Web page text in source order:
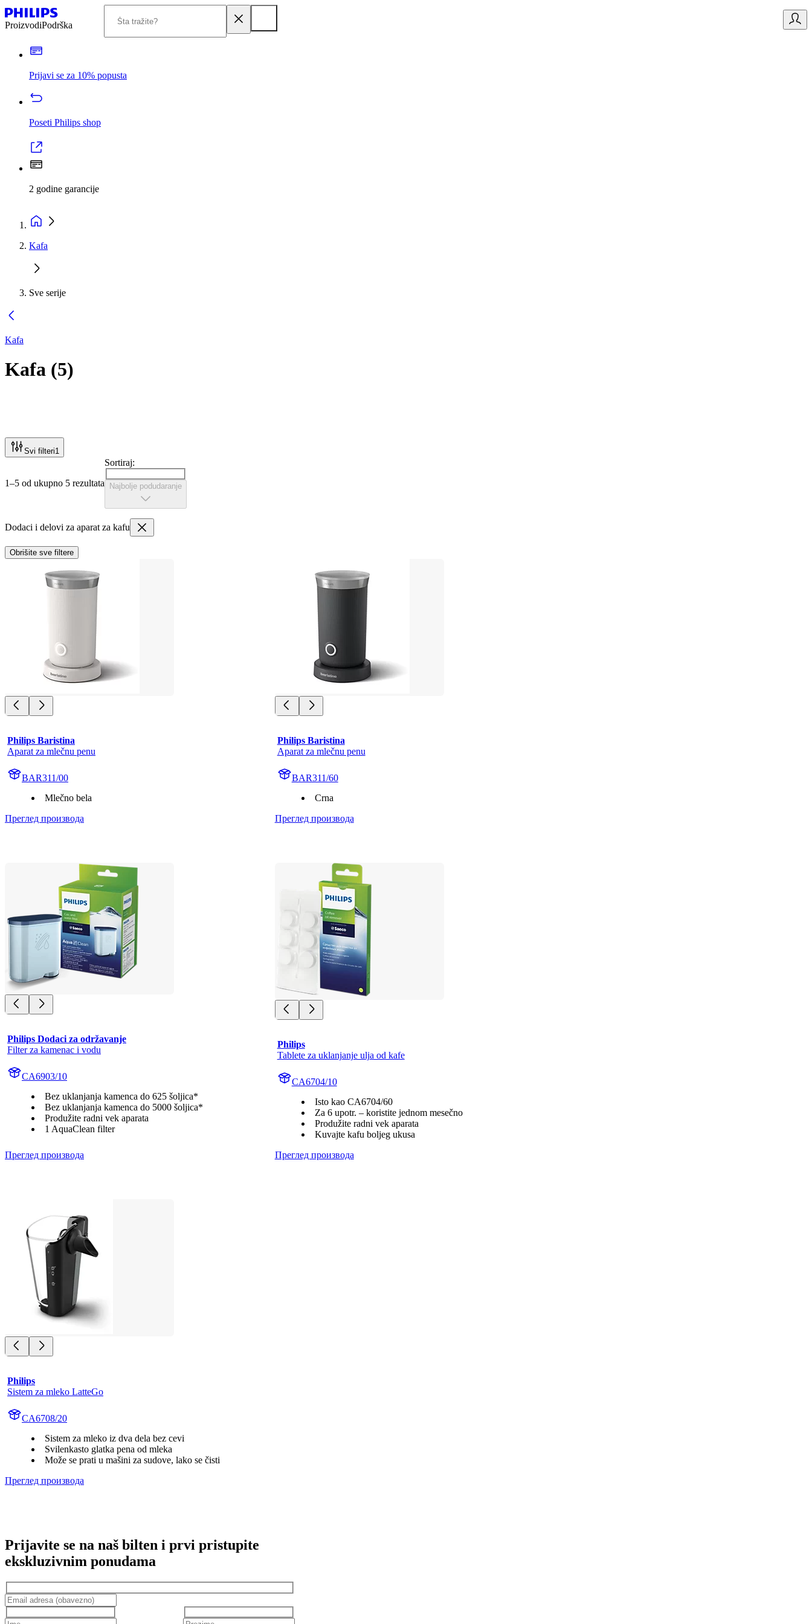
ProizvodiPodrška
Prijavi se za 10% popusta
Poseti Philips shop
2 godine garancije
Kafa
Sve serije
Kafa
Kafa (5)
Svi filteri1
1–5 od ukupno 5 rezultata
Sortiraj:
Najbolje podudaranje
Dodaci i delovi za aparat za kafu
Obrišite sve filtere
Philips Baristina
Aparat za mlečnu penu
BAR311/00
Mlečno bela
Преглед производа
Philips Baristina
Aparat za mlečnu penu
BAR311/60
Crna
Преглед производа
Philips Dodaci za održavanje
Filter za kamenac i vodu
CA6903/10
Bez uklanjanja kamenca do 625 šoljica*
Bez uklanjanja kamenca do 5000 šoljica*
Produžite radni vek aparata
1 AquaClean filter
Преглед производа
Philips
Tablete za uklanjanje ulja od kafe
CA6704/10
Isto kao CA6704/60
Za 6 upotr. – koristite jednom mesečno
Produžite radni vek aparata
Kuvajte kafu boljeg ukusa
Преглед производа
Philips
Sistem za mleko LatteGo
CA6708/20
Sistem za mleko iz dva dela bez cevi
Svilenkasto glatka pena od mleka
Može se prati u mašini za sudove, lako se čisti
Преглед производа
Prijavite se na naš bilten i prvi pristupite
ekskluzivnim ponudama